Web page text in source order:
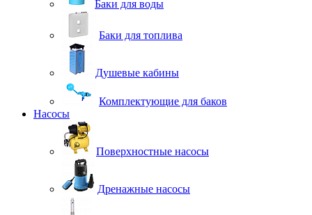
Баки для воды
Баки для топлива
Душевые кабины
Комплектующие для баков
Насосы
Поверхностные насосы
Дренажные насосы